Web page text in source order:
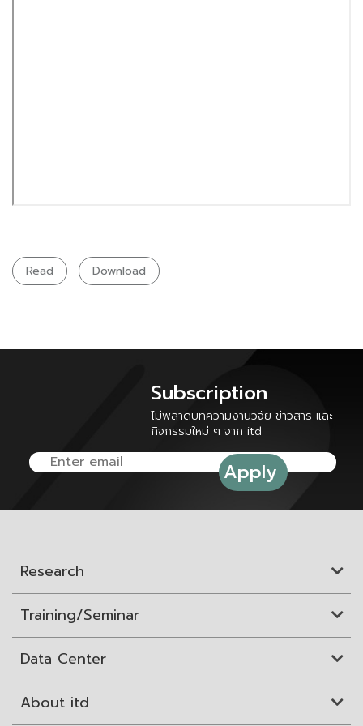
Read Download
Subscription
ไม่พลาดบทความงานวิจัย ข่าวสาร และ
กิจกรรมใหม่ ๆ จาก itd
Research
Training/Seminar
Data Center
About itd